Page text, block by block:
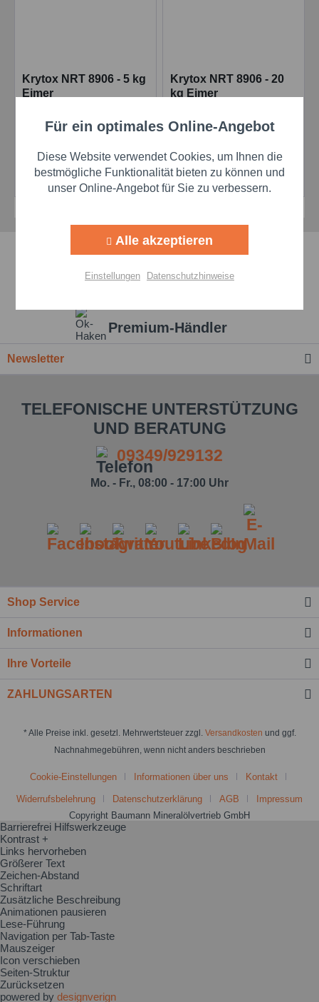
Krytox NRT 8906 - 5 kg
Eimer
Details
Krytox NRT 8906 - 20
kg Eimer
Details
Schnelle Lieferzeiten
Premium-Händler
Newsletter
TELEFONISCHE UNTERSTÜTZUNG
UND BERATUNG
09349/929132
Mo. - Fr., 08:00 - 17:00 Uhr
Shop Service
Informationen
Ihre Vorteile
ZAHLUNGSARTEN
* Alle Preise inkl. gesetzl. Mehrwertsteuer zzgl. Versandkosten und ggf.
Nachnahmegebühren, wenn nicht anders beschrieben
Cookie-Einstellungen Informationen über uns Kontakt
Widerrufsbelehrung Datenschutzerklärung AGB
Impressum
Copyright Baumann Mineralölvertrieb GmbH
Funktionale Aktiv
Marketing Aktiv
Personalisierung Aktiv
Für ein optimales Online-Angebot
Diese Website verwendet Cookies, um Ihnen die
bestmögliche Funktionalität bieten zu können und
unser Online-Angebot für Sie zu verbessern.
Alle akzeptieren
Einstellungen Datenschutzhinweise
Barrierefrei Hilfswerkzeuge
Kontrast +
Links hervorheben
Größerer Text
Zeichen-Abstand
Schriftart
Zusätzliche Beschreibung
Animationen pausieren
Lese-Führung
Navigation per Tab-Taste
Mauszeiger
Icon verschieben
Seiten-Struktur
Zurücksetzen
powered by designverign